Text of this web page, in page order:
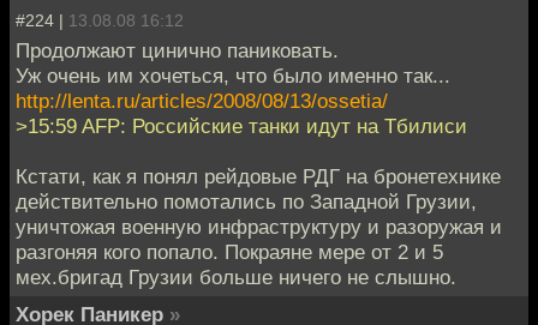
#224 | 13.08.08 16:12
Продолжают цинично паниковать.
Уж очень им хочеться, что было именно так...
http://lenta.ru/articles/2008/08/13/ossetia/
>15:59 AFP: Российские танки идут на Тбилиси
Кстати, как я понял рейдовые РДГ на бронетехнике
действительно помотались по Западной Грузии,
уничтожая военную инфраструктуру и разоружая и
разгоняя кого попало. Покраяне мере от 2 и 5
мех.бригад Грузии больше ничего не слышно.
Хорек Паникер »